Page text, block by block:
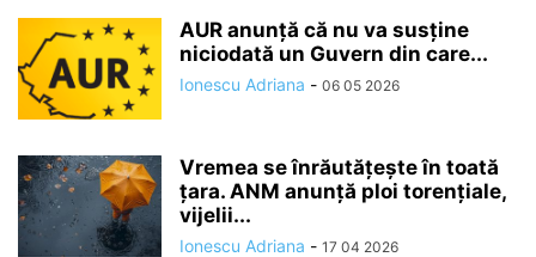
AUR anunță că nu va susține
niciodată un Guvern din care...
Ionescu Adriana - 06 05 2026
Vremea se înrăutăţeşte în toată
ţara. ANM anunță ploi torențiale,
vijelii...
Ionescu Adriana - 17 04 2026